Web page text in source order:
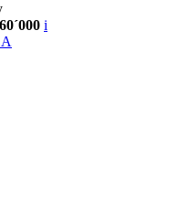
i